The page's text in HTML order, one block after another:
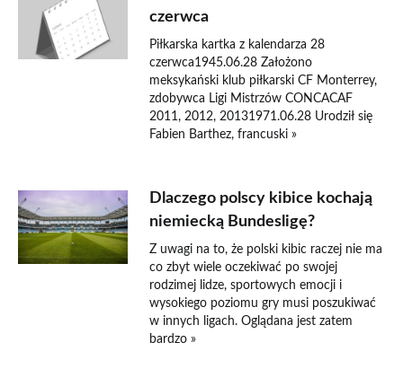
czerwca
Piłkarska kartka z kalendarza 28
czerwca1945.06.28 Założono
meksykański klub piłkarski CF Monterrey,
zdobywca Ligi Mistrzów CONCACAF
2011, 2012, 20131971.06.28 Urodził się
Fabien Barthez, francuski »
Dlaczego polscy kibice kochają
niemiecką Bundesligę?
Z uwagi na to, że polski kibic raczej nie ma
co zbyt wiele oczekiwać po swojej
rodzimej lidze, sportowych emocji i
wysokiego poziomu gry musi poszukiwać
w innych ligach. Oglądana jest zatem
bardzo »